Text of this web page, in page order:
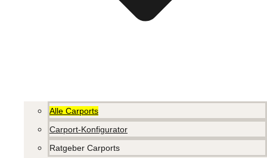
Alle Carports
Carport-Konfigurator
Ratgeber Carports